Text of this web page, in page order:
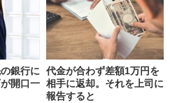
銀行に
開口一
代金が合わず差額1万円を
相手に返却。それを上司に
報告すると